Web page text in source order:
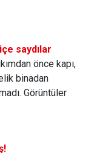
saydılar
önce kapı,
binadan
Görüntüler